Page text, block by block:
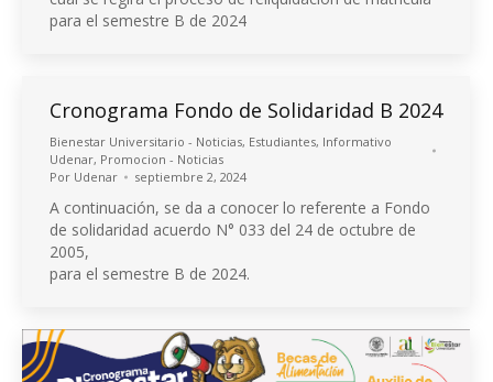
para el semestre B de 2024
Cronograma Fondo de Solidaridad B 2024
Bienestar Universitario - Noticias, Estudiantes, Informativo
Udenar, Promocion - Noticias
Por Udenar septiembre 2, 2024
A continuación, se da a conocer lo referente a Fondo
de solidaridad acuerdo N° 033 del 24 de octubre de
2005,
para el semestre B de 2024.